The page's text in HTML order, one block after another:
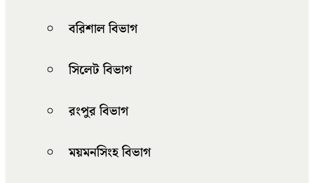
বরিশাল বিভাগ
সিলেট বিভাগ
রংপুর বিভাগ
ময়মনসিংহ বিভাগ